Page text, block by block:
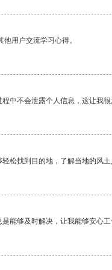
用户交流学习心得。
中不会泄露个人信息，这让我
松找到目的地，了解当地的风土
能够及时解决，让我能够安心工